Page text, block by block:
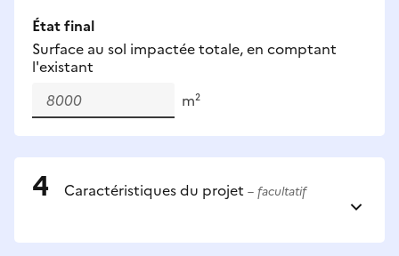
État final
Surface au sol impactée totale, en comptant
l'existant
m²
Caractéristiques du projet – facultatif